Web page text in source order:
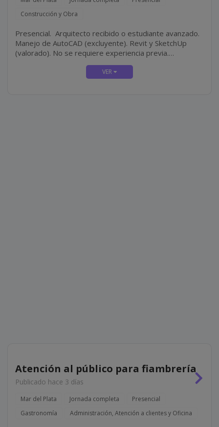
Construcción y Obra
Presencial. Arquitecto recibido o estudiante avanzado.
Manejo de AutoCAD (excluyente). Revit y SketchUp
(valorado). No se requiere experiencia previa.
Modalidad de contratación por facturación.
Atención al público para fiambrería
Publicado hace 3 días
Mar del Plata Jornada completa
Presencial
Gastronomía
Administración, Atención a clientes y Oficina